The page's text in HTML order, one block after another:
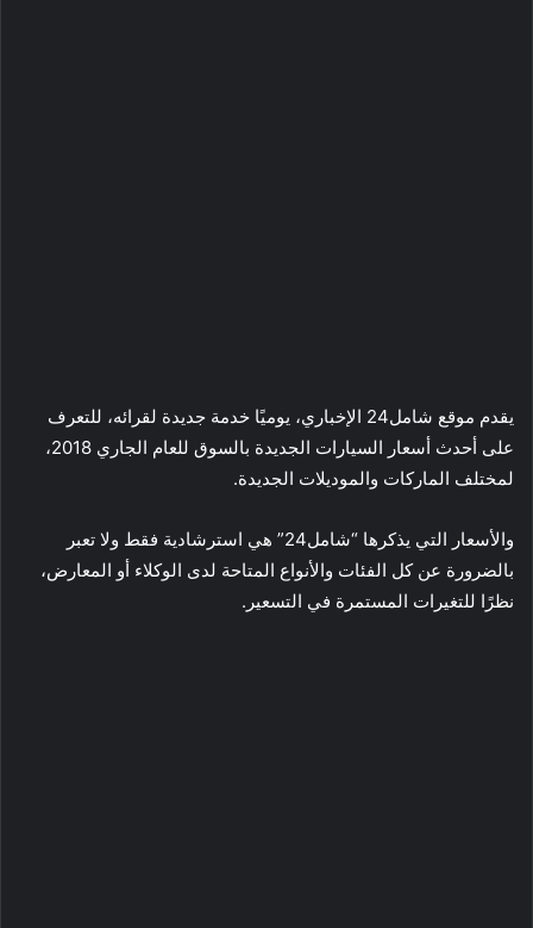
يقدم موقع شامل24 الإخباري، يوميًا خدمة جديدة لقرائه، للتعرف
على أحدث أسعار السيارات الجديدة بالسوق للعام الجاري 2018،
لمختلف الماركات والموديلات الجديدة.
والأسعار التي يذكرها “شامل24” هي استرشادية فقط ولا تعبر
بالضرورة عن كل الفئات والأنواع المتاحة لدى الوكلاء أو المعارض،
نظرًا للتغيرات المستمرة في التسعير.